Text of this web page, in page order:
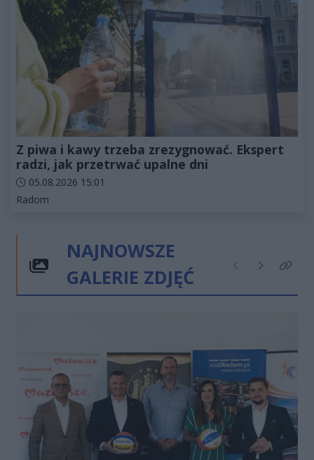
Z piwa i kawy trzeba zrezygnować. Ekspert
radzi, jak przetrwać upalne dni
Data dodania artykułu:
05.08.2026 15:01
Kategorie artykułu:
Radom
NAJNOWSZE
GALERIE ZDJĘĆ
Poprzednie
NastępneKliknij